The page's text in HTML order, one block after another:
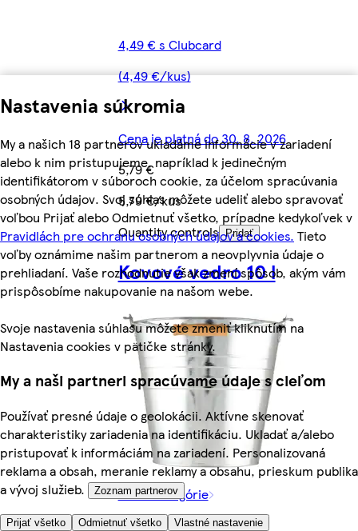
Nastavenia súkromia
My a našich 18 partnerov ukladáme informácie v zariadení
alebo k nim pristupujeme, napríklad k jedinečným
identifikátorom v súboroch cookie, za účelom spracúvania
osobných údajov. Svoj súhlas môžete udeliť alebo spravovať
voľbou Prijať alebo Odmietnuť všetko, prípadne kedykoľvek v
Pravidlách pre ochranu osobných údajov a cookies. Tieto
voľby oznámime našim partnerom a neovplyvnia údaje o
prehliadaní. Vaše rozhodnutie však zmení spôsob, akým vám
prispôsobíme nakupovanie na našom webe.
Svoje nastavenia súhlasu môžete zmeniť kliknutím na
Nastavenia cookies v pätičke stránky.
My a naši partneri spracúvame údaje s cieľom
Používať presné údaje o geolokácii. Aktívne skenovať
charakteristiky zariadenia na identifikáciu. Ukladať a/alebo
pristupovať k informáciám na zariadení. Personalizovaná
reklama a obsah, meranie reklamy a obsahu, prieskum publika
a vývoj služieb.
Zoznam partnerov
Prijať všetko Odmietnuť všetko Vlastné nastavenie
4,49 € s Clubcard
(4,49 €/kus)
Cena je platná do 30. 8. 2026
5,79 €
5,79 €/kus
Quantity controls Pridať
Kovové vedro 10 l
Viac z kategórie